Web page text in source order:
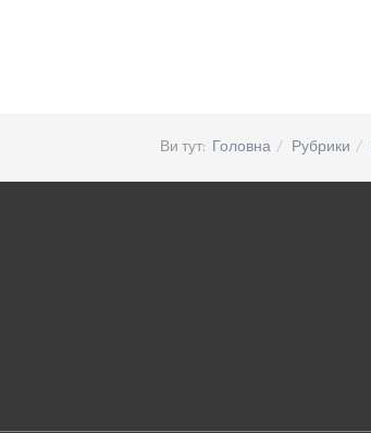
Ви тут: Головна Рубрики